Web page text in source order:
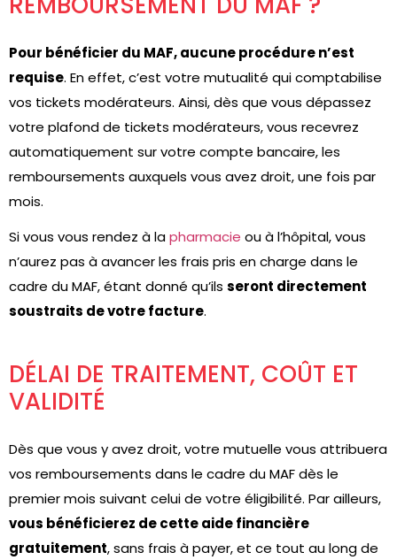
Pour bénéficier du MAF, aucune procédure n’est
requise. En effet, c’est votre mutualité qui comptabilise
vos tickets modérateurs. Ainsi, dès que vous dépassez
votre plafond de tickets modérateurs, vous recevrez
automatiquement sur votre compte bancaire, les
remboursements auxquels vous avez droit, une fois par
mois.
Si vous vous rendez à lapharmacie ou à l’hôpital, vous
n’aurez pas à avancer les frais pris en charge dans le
cadre du MAF, étant donné qu’ils seront directement
soustraits de votre facture.
DÉLAI DE TRAITEMENT, COÛT ET
VALIDITÉ
Dès que vous y avez droit, votre mutuelle vous attribuera
vos remboursements dans le cadre du MAF dès le
premier mois suivant celui de votre éligibilité. Par ailleurs,
vous bénéficierez de cette aide financière
gratuitement, sans frais à payer, et ce tout au long de